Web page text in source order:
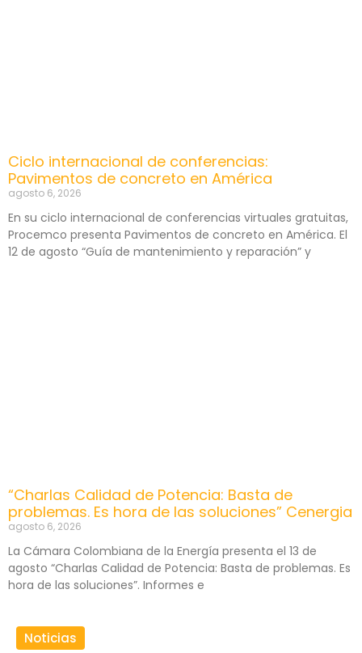
Ciclo internacional de conferencias:
Pavimentos de concreto en América
agosto 6, 2026
En su ciclo internacional de conferencias virtuales gratuitas,
Procemco presenta Pavimentos de concreto en América. El
12 de agosto “Guía de mantenimiento y reparación” y
“Charlas Calidad de Potencia: Basta de
problemas. Es hora de las soluciones” Cenergia
agosto 6, 2026
La Cámara Colombiana de la Energía presenta el 13 de
agosto “Charlas Calidad de Potencia: Basta de problemas. Es
hora de las soluciones”. Informes e
Noticias